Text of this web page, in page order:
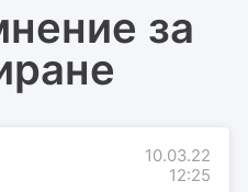
за
10.03.22
12:25